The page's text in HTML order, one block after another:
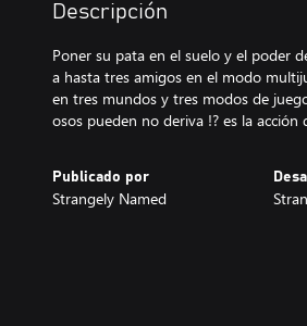
Descripción
Poner su pata en el suelo y el poder
a hasta tres amigos en el modo
en tres mundos y tres modos de
osos pueden no deriva !? es la
Publicado por
Strangely Named